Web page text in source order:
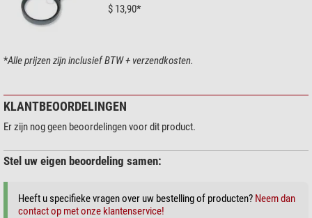
Postcode kaart
$ 13,90*
*Alle prijzen zijn inclusief BTW + verzendkosten.
KLANTBEOORDELINGEN
Er zijn nog geen beoordelingen voor dit product.
Stel uw eigen beoordeling samen:
Heeft u specifieke vragen over uw bestelling of producten? Neem dan
contact op met onze klantenservice!